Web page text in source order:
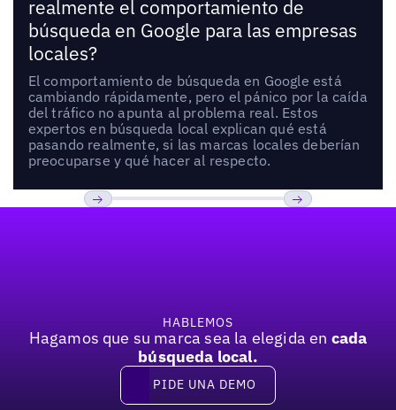
realmente el comportamiento de
búsqueda en Google para las empresas
locales?
El comportamiento de búsqueda en Google está
cambiando rápidamente, pero el pánico por la caída
del tráfico no apunta al problema real. Estos
expertos en búsqueda local explican qué está
pasando realmente, si las marcas locales deberían
preocuparse y qué hacer al respecto.
HABLEMOS
Hagamos que su marca sea la elegida en cada
búsqueda local.
Pide una demo
PIDE UNA DEMO